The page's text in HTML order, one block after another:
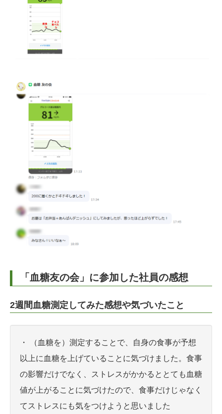
「血糖友の会」に参加した社員の感想
2週間血糖測定してみた感想や気づいたこと
・ （血糖を）測定することで、自身の食事が予想
以上に血糖を上げていることに気づけました。食事
の影響だけでなく、ストレスがかかるととても血糖
値が上がることに気づけたので、食事だけじゃなく
てストレスにも気をつけようと思いました